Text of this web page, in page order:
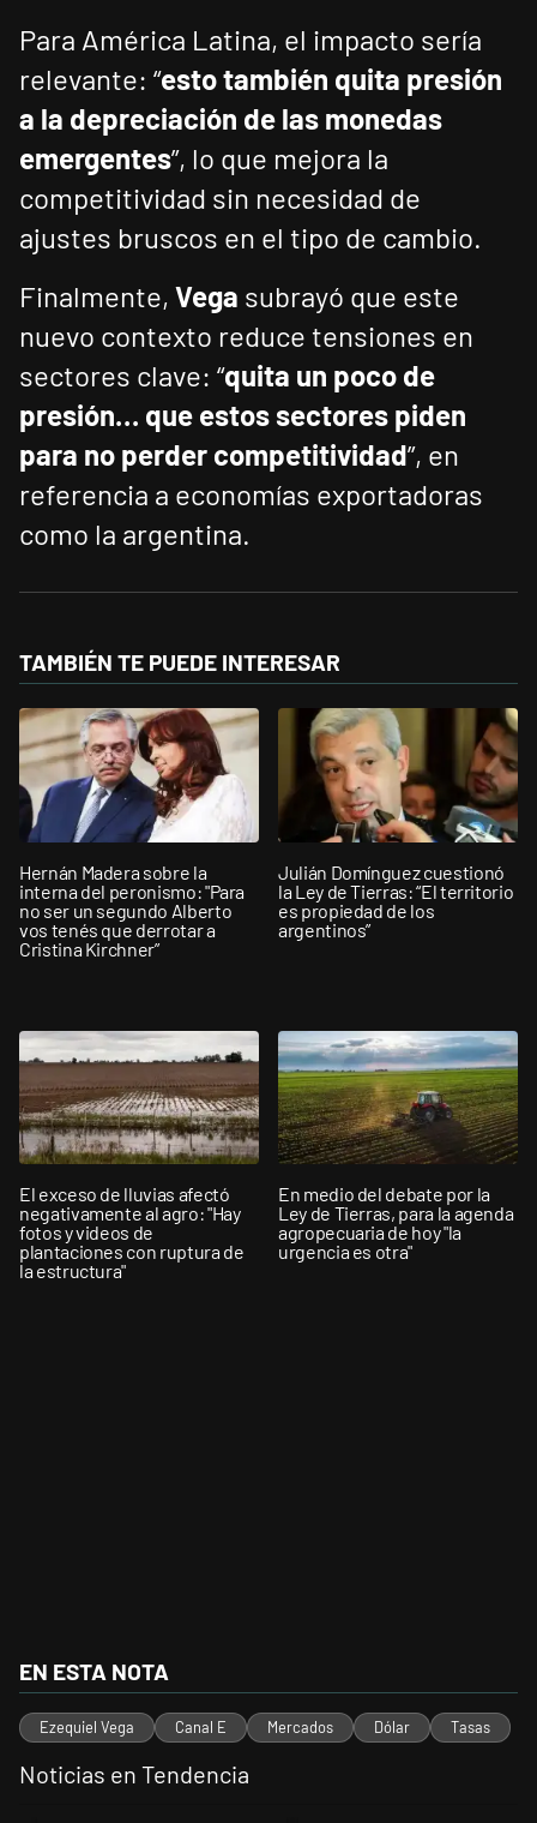
Para América Latina, el impacto sería
relevante: “esto también quita presión
a la depreciación de las monedas
emergentes”, lo que mejora la
competitividad sin necesidad de
ajustes bruscos en el tipo de cambio.
Finalmente, Vega subrayó que este
nuevo contexto reduce tensiones en
sectores clave: “quita un poco de
presión… que estos sectores piden
para no perder competitividad”, en
referencia a economías exportadoras
como la argentina.
TAMBIÉN TE PUEDE INTERESAR
Hernán Madera sobre la
interna del peronismo: "Para
no ser un segundo Alberto
vos tenés que derrotar a
Cristina Kirchner”
Julián Domínguez cuestionó
la Ley de Tierras: “El territorio
es propiedad de los
argentinos”
El exceso de lluvias afectó
negativamente al agro: "Hay
fotos y videos de
plantaciones con ruptura de
la estructura"
En medio del debate por la
Ley de Tierras, para la agenda
agropecuaria de hoy "la
urgencia es otra"
EN ESTA NOTA
Ezequiel Vega Canal E Mercados Dólar Tasas
Noticias en Tendencia